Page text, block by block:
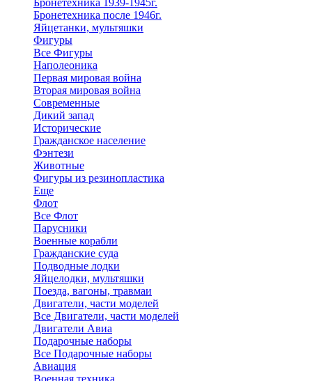
Бронетехника 1939-1945г.
Бронетехника после 1946г.
Яйцетанки, мультяшки
Фигуры
Все Фигуры
Наполеоника
Первая мировая война
Вторая мировая война
Современные
Дикий запад
Исторические
Гражданское население
Фэнтези
Животные
Фигуры из резинопластика
Еще
Флот
Все Флот
Парусники
Военные корабли
Гражданские суда
Подводные лодки
Яйцелодки, мультяшки
Поезда, вагоны, травмаи
Двигатели, части моделей
Все Двигатели, части моделей
Двигатели Авиа
Подарочные наборы
Все Подарочные наборы
Авиация
Военная техника